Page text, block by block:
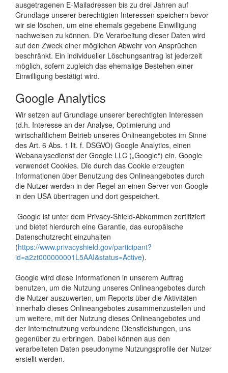
ausgetragenen E-Mailadressen bis zu drei Jahren auf
Grundlage unserer berechtigten Interessen speichern bevor
wir sie löschen, um eine ehemals gegebene Einwilligung
nachweisen zu können. Die Verarbeitung dieser Daten wird
auf den Zweck einer möglichen Abwehr von Ansprüchen
beschränkt. Ein individueller Löschungsantrag ist jederzeit
möglich, sofern zugleich das ehemalige Bestehen einer
Einwilligung bestätigt wird.
Google Analytics
Wir setzen auf Grundlage unserer berechtigten Interessen
(d.h. Interesse an der Analyse, Optimierung und
wirtschaftlichem Betrieb unseres Onlineangebotes im Sinne
des Art. 6 Abs. 1 lit. f. DSGVO) Google Analytics, einen
Webanalysedienst der Google LLC („Google“) ein. Google
verwendet Cookies. Die durch das Cookie erzeugten
Informationen über Benutzung des Onlineangebotes durch
die Nutzer werden in der Regel an einen Server von Google
in den USA übertragen und dort gespeichert.
Google ist unter dem Privacy-Shield-Abkommen zertifiziert
und bietet hierdurch eine Garantie, das europäische
Datenschutzrecht einzuhalten
(https://www.privacyshield.gov/participant?
id=a2zt000000001L5AAI&status=Active).
Google wird diese Informationen in unserem Auftrag
benutzen, um die Nutzung unseres Onlineangebotes durch
die Nutzer auszuwerten, um Reports über die Aktivitäten
innerhalb dieses Onlineangebotes zusammenzustellen und
um weitere, mit der Nutzung dieses Onlineangebotes und
der Internetnutzung verbundene Dienstleistungen, uns
gegenüber zu erbringen. Dabei können aus den
verarbeiteten Daten pseudonyme Nutzungsprofile der Nutzer
erstellt werden.